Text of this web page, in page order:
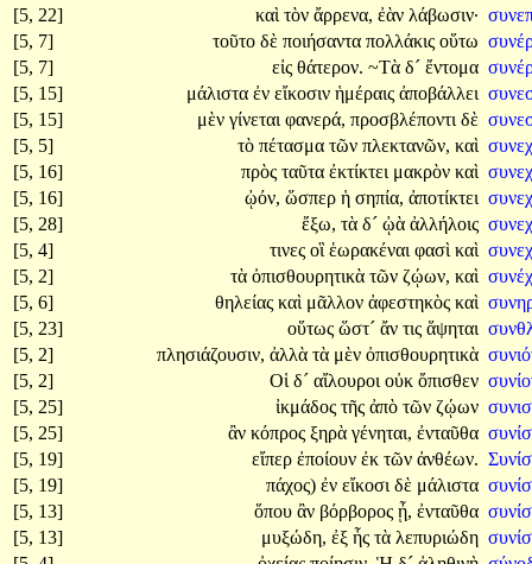
[5, 22]
καὶ τὸν ἄρρενα, ἐὰν λάβωσιν·
[5, 7]
τοῦτο δὲ ποιήσαντα πολλάκις οὕτω
[5, 7]
εἰς θάτερον. ~Τὰ δ´ ἔντομα
[5, 15]
μάλιστα ἐν εἴκοσιν ἡμέραις ἀποβάλλει
[5, 15]
μὲν γίνεται φανερά, προσβλέποντι δὲ
[5, 5]
τὸ πέτασμα τῶν πλεκτανῶν, καὶ
[5, 16]
πρὸς ταῦτα ἐκτίκτει μακρὸν καὶ
[5, 16]
ᾠόν, ὥσπερ ἡ σηπία, ἀποτίκτει
[5, 28]
ἔξω, τὰ δ´ ᾠὰ ἀλλήλοις
[5, 4]
τινες οἳ ἑωρακέναι φασὶ καὶ
[5, 2]
τὰ ὀπισθουρητικὰ τῶν ζῴων, καὶ
[5, 6]
θηλείας καὶ μᾶλλον ἀφεστηκὸς καὶ
[5, 23]
οὕτως ὥστ´ ἄν τις ἅψηται
[5, 2]
πλησιάζουσιν, ἀλλὰ τὰ μὲν ὀπισθουρητικὰ
[5, 2]
Οἱ δ´ αἴλουροι οὐκ ὄπισθεν
[5, 25]
ἰκμάδος τῆς ἀπὸ τῶν ζῴων
[5, 25]
ἂν κόπρος ξηρὰ γένηται, ἐνταῦθα
[5, 19]
εἴπερ ἐποίουν ἐκ τῶν ἀνθέων.
[5, 19]
πάχος) ἐν εἴκοσι δὲ μάλιστα
[5, 13]
ὅπου ἂν βόρβορος ᾖ, ἐνταῦθα
[5, 13]
μυξώδη, ἐξ ἧς τὰ λεπυριώδη